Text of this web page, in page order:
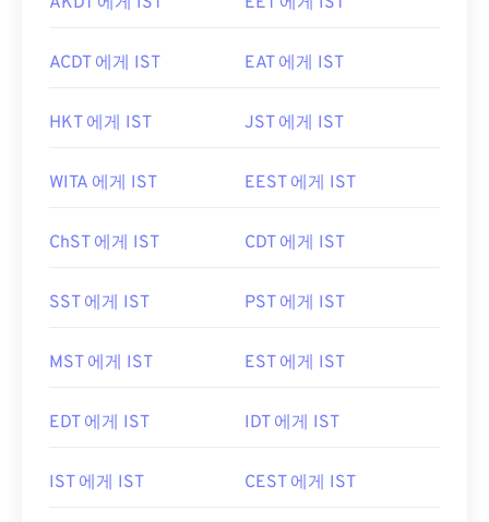
ACDT 에게 IST EAT 에게 IST
HKT 에게 IST JST 에게 IST
WITA 에게 IST EEST 에게 IST
ChST 에게 IST CDT 에게 IST
SST 에게 IST PST 에게 IST
MST 에게 IST EST 에게 IST
EDT 에게 IST IDT 에게 IST
IST 에게 IST CEST 에게 IST